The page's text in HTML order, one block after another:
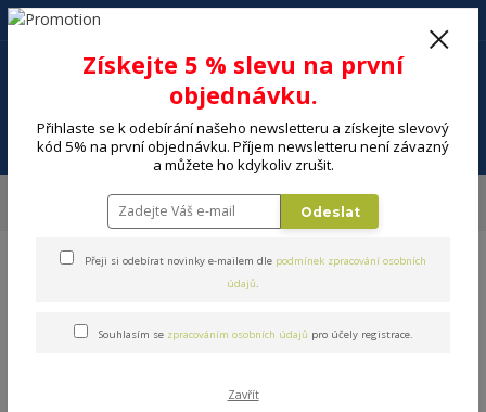
Menu
+420 602 494 600
MAXELL SR721SW/362 1BP
Baterie MAXELL
SR721SW/362 1BP
Získejte 5 % slevu na první
objednávku.
Přihlaste se k odebírání našeho newsletteru a získejte slevový
kód 5% na první objednávku. Příjem newsletteru není závazný
a můžete ho kdykoliv zrušit.
Odeslat
Přeji si odebírat novinky e-mailem dle podmínek zpracování osobních
údajů.
Souhlasím se zpracováním osobních údajů pro účely registrace.
Zavřít